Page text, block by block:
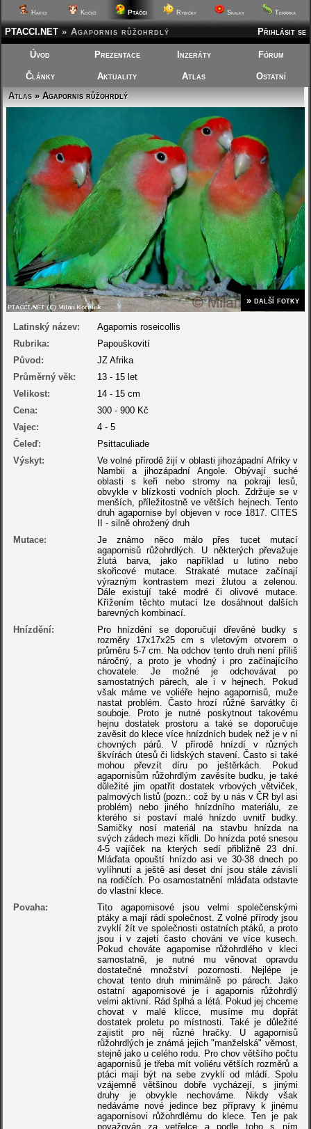
Hafíci Kočičí Ptáčci Rybičky Skalky Terárka
Přihlásit se
PTACCI.NET » Agapornis růžohrdlý
Úvod Prezentace Inzeráty Fórum
Články Aktuality Atlas
Ostatní
Atlas» Agapornis růžohrdlý
» další fotky
Latinský název:
Agapornis roseicollis
Rubrika:
Papouškovití
Původ:
JZ Afrika
Průměrný věk:
13 - 15 let
Velikost:
14 - 15 cm
Cena:
300 - 900 Kč
Vajec:
4 - 5
Čeleď:
Psittaculiade
Výskyt:
Ve volné přírodě žijí v oblasti jihozápadní Afriky v
Nambii a jihozápadní Angole. Obývají suché
oblasti s keři nebo stromy na pokraji lesů,
obvykle v blízkosti vodních ploch. Zdržuje se v
menších, příležitostně ve větších hejnech. Tento
druh agapornise byl objeven v roce 1817. CITES
II - silně ohrožený druh
Mutace:
Je známo něco málo přes tucet mutací
agapornisů růžohrdlých. U některých převažuje
žlutá barva, jako například u lutino nebo
skořicové mutace. Strakaté mutace začínají
výrazným kontrastem mezi žlutou a zelenou.
Dále existují také modré či olivové mutace.
Křížením těchto mutací lze dosáhnout dalších
barevných kombinací.
Hnízdění:
Pro hnízdění se doporučují dřevěné budky s
rozměry 17x17x25 cm s vletovým otvorem o
průměru 5-7 cm. Na odchov tento druh není příliš
náročný, a proto je vhodný i pro začínajícího
chovatele. Je možné je odchovávat po
samostatných párech, ale i v hejnech. Pokud
však máme ve voliéře hejno agapornisů, muže
nastat problém. Často hrozí růžné šarvátky či
souboje. Proto je nutné poskytnout takovému
hejnu dostatek prostoru a také se doporučuje
zavěsit do klece více hnízdních budek než je v ní
chovných párů. V přírodě hnízdí v různých
škvírách útesů či lidských stavení. Často si také
mohou převzít díru po ještěrkách. Pokud
agapornisům růžohrdlým zavěsíte budku, je také
důležité jim opatřit dostatek vrbových větviček,
palmových listů (pozn.: což by u nás v ČR byl asi
problém) nebo jiného hnízdního materiálu, ze
kterého si postaví malé hnízdo uvnitř budky.
Samičky nosí materiál na stavbu hnízda na
svých zádech mezi křídli. Do hnízda poté snesou
4-5 vajíček na kterých sedí přibližně 23 dní.
Mláďata opouští hnízdo asi ve 30-38 dnech po
vylíhnutí a ještě asi deset dní jsou stále závislí
na rodičích. Po osamostatnění mláďata odstavte
do vlastní klece.
Povaha:
Tito agapornisové jsou velmi společenskými
ptáky a mají rádi společnost. Z volné přírody jsou
zvyklí žít ve společnosti ostatních ptáků, a proto
jsou i v zajetí často chováni ve více kusech.
Pokud chováte agapornise růžohrdlého v kleci
samostatně, je nutné mu věnovat opravdu
dostatečné množství pozornosti. Nejlépe je
chovat tento druh minimálně po párech. Jako
ostatní agapornisové je i agapornis růžohrdlý
velmi aktivní. Rád šplhá a létá. Pokud jej chceme
chovat v malé klícce, musíme mu dopřát
dostatek proletu po místnosti. Také je důležité
zajistit pro něj různé hračky. U agapornisů
růžohrdlých je známá jejich "manželská" věrnost,
stejně jako u celého rodu. Pro chov většího počtu
agapornisů je třeba mít voliéru větších rozměrů a
ptáci mají být na sebe zvyklí od mládí. Spolu
vzájemně většinou dobře vycházejí, s jinými
druhy je obvykle nechováme. Nikdy však
nedáváme nové jedince bez přípravy k jinému
agapornisovi růžohrdlému do klece. Ten je pak
považován za vetřelce a podle toho s ním